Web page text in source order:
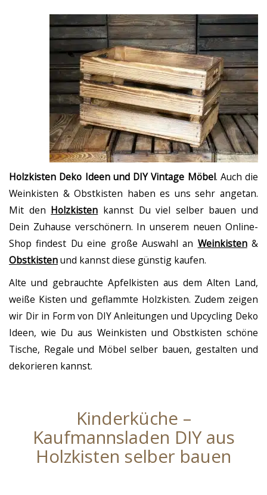
Holzkisten Deko Ideen und DIY Vintage Möbel. Auch die
Weinkisten & Obstkisten haben es uns sehr angetan.
Mit den Holzkisten kannst Du viel selber bauen und
Dein Zuhause verschönern. In unserem neuen Online-
Shop findest Du eine große Auswahl an Weinkisten&
Obstkistenund kannst diese günstig kaufen.
Alte und gebrauchte Apfelkisten aus dem Alten Land,
weiße Kisten und geflammte Holzkisten. Zudem zeigen
wir Dir in Form von DIY Anleitungen und Upcycling Deko
Ideen, wie Du aus Weinkisten und Obstkisten schöne
Tische, Regale und Möbel selber bauen, gestalten und
dekorieren kannst.
Kinderküche –
Kaufmannsladen DIY aus
Holzkisten selber bauen